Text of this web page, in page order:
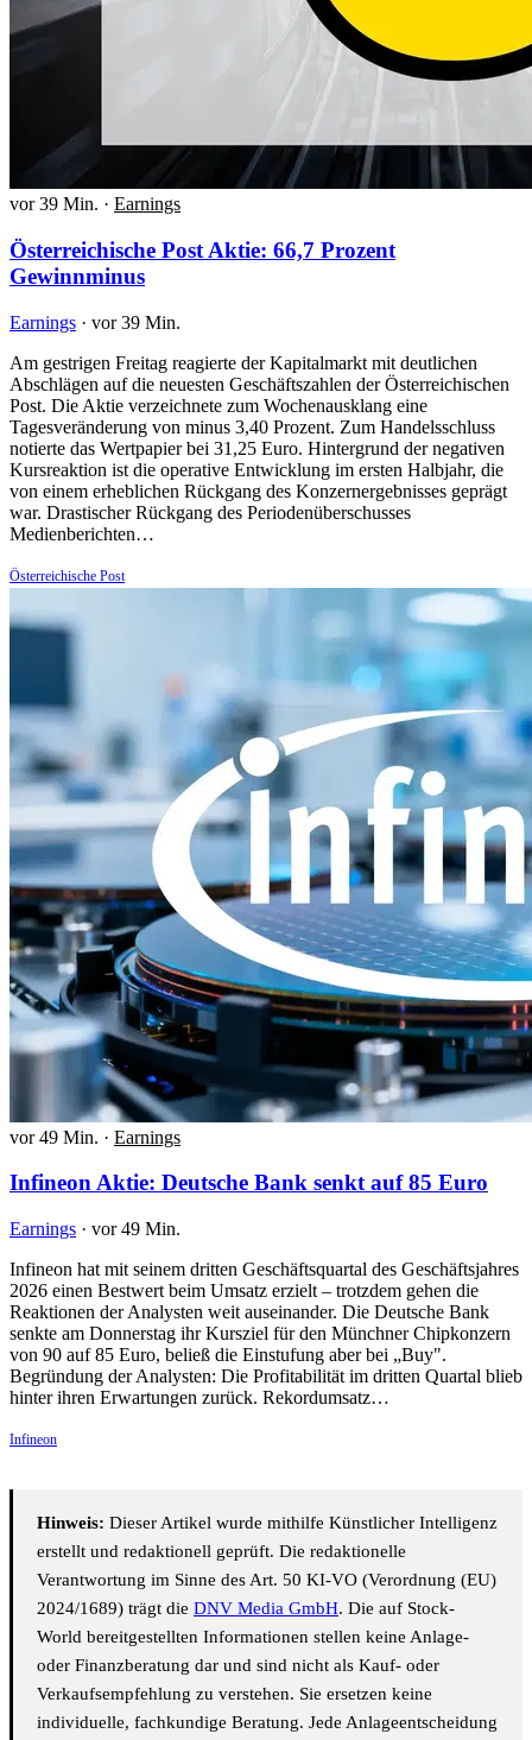
vor 39 Min. · Earnings
Österreichische Post Aktie: 66,7 Prozent
Gewinnminus
Earnings · vor 39 Min.
Am gestrigen Freitag reagierte der Kapitalmarkt mit deutlichen
Abschlägen auf die neuesten Geschäftszahlen der Österreichischen
Post. Die Aktie verzeichnete zum Wochenausklang eine
Tagesveränderung von minus 3,40 Prozent. Zum Handelsschluss
notierte das Wertpapier bei 31,25 Euro. Hintergrund der negativen
Kursreaktion ist die operative Entwicklung im ersten Halbjahr, die
von einem erheblichen Rückgang des Konzernergebnisses geprägt
war. Drastischer Rückgang des Periodenüberschusses
Medienberichten…
Österreichische Post
vor 49 Min. · Earnings
Infineon Aktie: Deutsche Bank senkt auf 85 Euro
Earnings · vor 49 Min.
Infineon hat mit seinem dritten Geschäftsquartal des Geschäftsjahres
2026 einen Bestwert beim Umsatz erzielt – trotzdem gehen die
Reaktionen der Analysten weit auseinander. Die Deutsche Bank
senkte am Donnerstag ihr Kursziel für den Münchner Chipkonzern
von 90 auf 85 Euro, beließ die Einstufung aber bei „Buy".
Begründung der Analysten: Die Profitabilität im dritten Quartal blieb
hinter ihren Erwartungen zurück. Rekordumsatz…
Infineon
Hinweis: Dieser Artikel wurde mithilfe Künstlicher Intelligenz
erstellt und redaktionell geprüft. Die redaktionelle
Verantwortung im Sinne des Art. 50 KI-VO (Verordnung (EU)
2024/1689) trägt die DNV Media GmbH. Die auf Stock-
World bereitgestellten Informationen stellen keine Anlage-
oder Finanzberatung dar und sind nicht als Kauf- oder
Verkaufsempfehlung zu verstehen. Sie ersetzen keine
individuelle, fachkundige Beratung. Jede Anlageentscheidung